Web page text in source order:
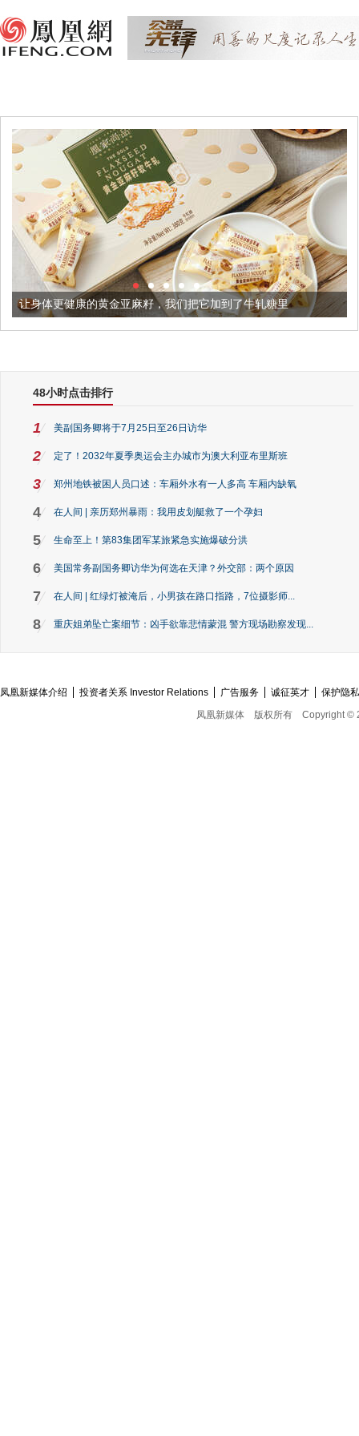
让身体更健康的黄金亚麻籽，我们把它加到了牛轧糖里
48小时点击排行
1 美副国务卿将于7月25日至26日访华
2 定了！2032年夏季奥运会主办城市为澳大利亚布里斯班
3 郑州地铁被困人员口述：车厢外水有一人多高 车厢内缺氧
4 在人间 | 亲历郑州暴雨：我用皮划艇救了一个孕妇
5 生命至上！第83集团军某旅紧急实施爆破分洪
6 美国常务副国务卿访华为何选在天津？外交部：两个原因
7 在人间 | 红绿灯被淹后，小男孩在路口指路，7位摄影师...
8 重庆姐弟坠亡案细节：凶手欲靠悲情蒙混 警方现场勘察发现...
凤凰新媒体介绍 投资者关系 Investor Relations 广告服务 诚征英才
保护隐
凤凰新媒体
版权所有 Copyright ©